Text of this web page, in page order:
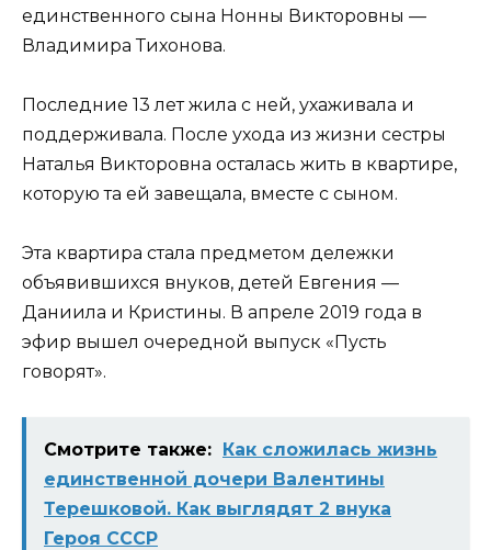
единственного сына Нонны Викторовны —
Владимира Тихонова.
Последние 13 лет жила с ней, ухаживала и
поддерживала. После ухода из жизни сестры
Наталья Викторовна осталась жить в квартире,
которую та ей завещала, вместе с сыном.
Эта квартира стала предметом дележки
объявившихся внуков, детей Евгения —
Даниила и Кристины. В апреле 2019 года в
эфир вышел очередной выпуск «Пусть
говорят».
Смотрите также: Как сложилась жизнь
единственной дочери Валентины
Терешковой. Как выглядят 2 внука
Героя СССР